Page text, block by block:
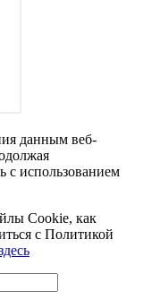
данным веб-
с использованием
Cookie, как
с Политикой